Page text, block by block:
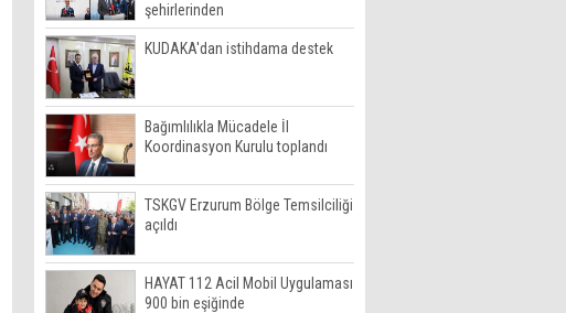
şehirlerinden
KUDAKA'dan istihdama destek
Bağımlılıkla Mücadele İl
Koordinasyon Kurulu toplandı
TSKGV Erzurum Bölge Temsilciliği
açıldı
HAYAT 112 Acil Mobil Uygulaması
900 bin eşiğinde